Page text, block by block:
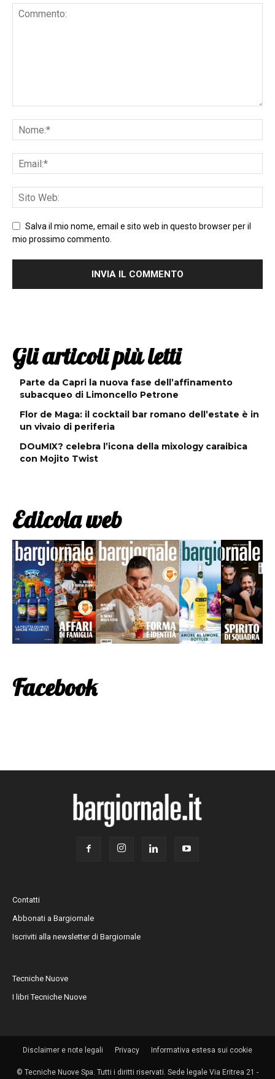
Salva il mio nome, email e sito web in questo browser per il
mio prossimo commento.
Gli articoli più letti
Parte da Capri la nuova fase dell’affinamento
subacqueo di Limoncello Petrone
Flor de Maga: il cocktail bar romano dell’estate è in
un vivaio di periferia
DOuMIX? celebra l’icona della mixology caraibica
con Mojito Twist
Edicola web
Facebook
Contatti
Abbonati a Bargiornale
Iscriviti alla newsletter di Bargiornale
Tecniche Nuove
I libri Tecniche Nuove
Disclaimer e note legali Privacy Informativa estesa sui cookie
© Tecniche Nuove Spa. Tutti i diritti riservati. Sede legale Via Eritrea 21 -